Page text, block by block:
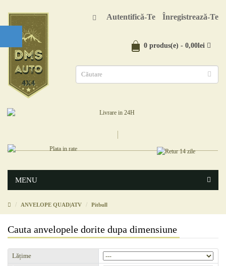
Autentifică-Te Înregistrează-Te
0 produs(e) - 0,00lei
MENU
ANVELOPE QUAD|ATV Pitbull
Cauta anvelopele dorite dupa dimensiune
Lățime